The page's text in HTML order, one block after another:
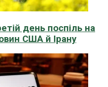
день поспіль на
США й Ірану